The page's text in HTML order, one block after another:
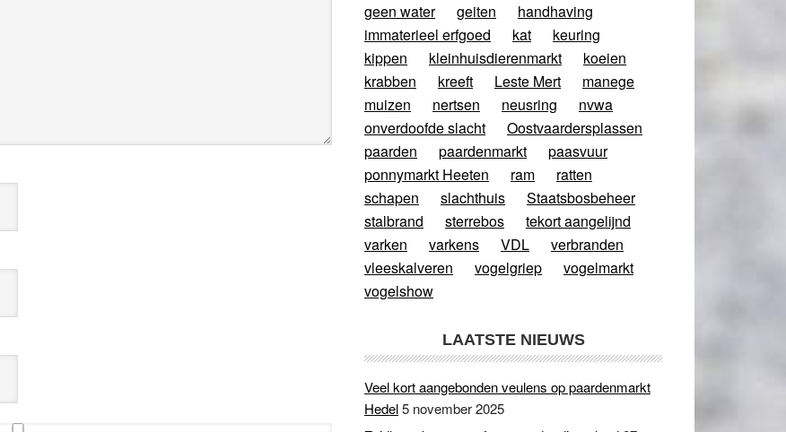
geen water
geiten
handhaving
immaterieel erfgoed
kat
keuring
kippen
kleinhuisdierenmarkt
koeien
krabben
kreeft Leste Mert
manege
muizen
nertsen neusring
nvwa
onverdoofde slacht
Oostvaardersplassen
paarden
paardenmarkt
paasvuur
ponnymarkt Heeten
ram
ratten
schapen
slachthuis
Staatsbosbeheer
stalbrand
sterrebos
tekort aangelijnd
varken
varkens VDL
verbranden
vleeskalveren
vogelgriep
vogelmarkt
vogelshow
LAATSTE NIEUWS
Veel kort aangebonden veulens op paardenmarkt
Hedel5 november 2025